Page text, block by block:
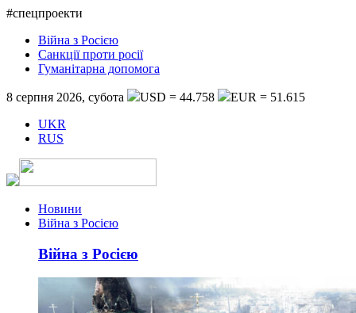
#спецпроекти
Війна з Росією
Санкції проти росії
Гуманітарна допомога
8 серпня 2026, субота USD = 44.758
EUR = 51.615
UKR
RUS
Новини
Війна з Росією
Війна з Росією